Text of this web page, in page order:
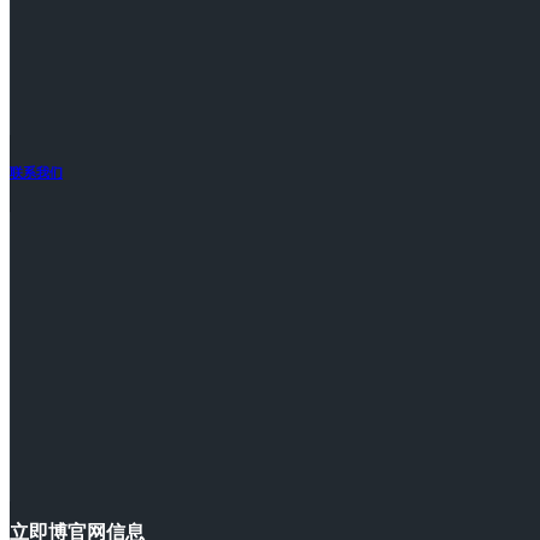
联系我们
立即博官网信息